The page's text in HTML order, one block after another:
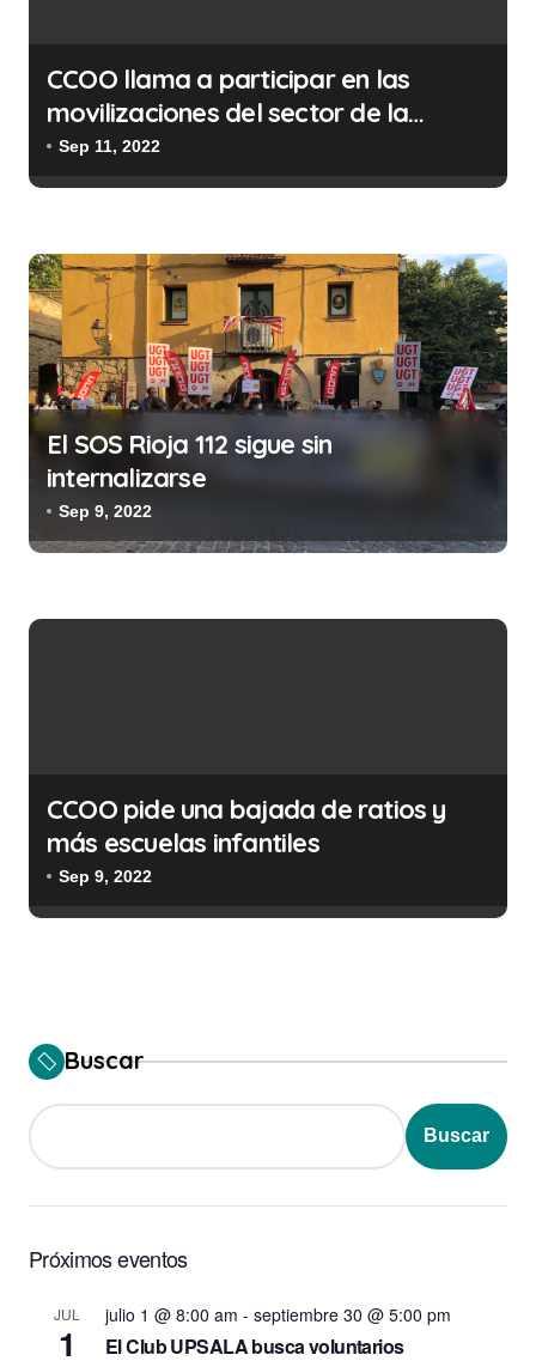
e
t
r
a
d
a
s
CCOO llama a participar en las
movilizaciones del sector de la
discapacidad
Sep 11, 2022
El SOS Rioja 112 sigue sin
internalizarse
Sep 9, 2022
CCOO pide una bajada de ratios y
más escuelas infantiles
Sep 9, 2022
Buscar
Buscar
Próximos eventos
JUL
1
julio 1 @ 8:00 am - septiembre 30 @ 5:00 pm
El Club UPSALA busca voluntarios